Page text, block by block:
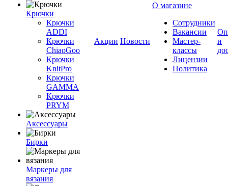
Крючки
Крючки
ADDI
Крючки
ChiaoGoo
Крючки
KnitPro
Крючки
GAMMA
Крючки
PRYM
Аксессуары
Бирки
Маркеры для
вязания
Акции Новости
О магазине
Сотрудники
Вакансии
Мастер-
классы
Лицензии
Политика
и